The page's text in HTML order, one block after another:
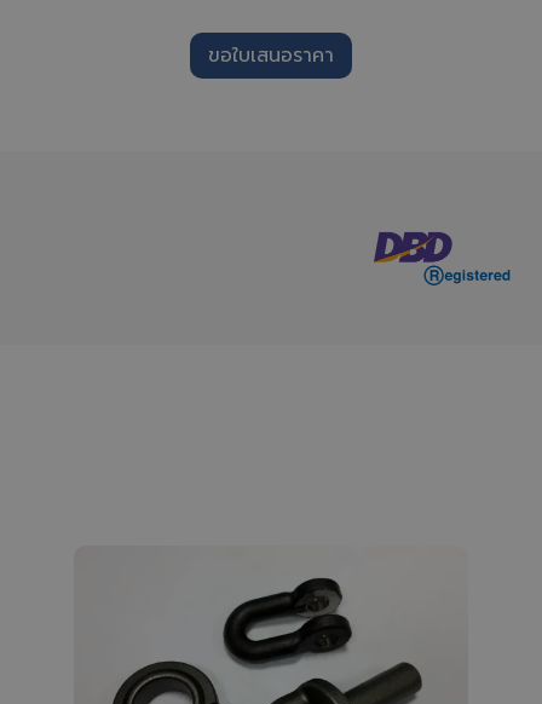
ขอใบเสนอราคา